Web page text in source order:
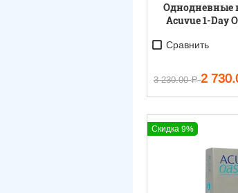
Однодневные
Acuvue 1-Day
Сравнить
3 230.00 Р 2
Скидка 9%